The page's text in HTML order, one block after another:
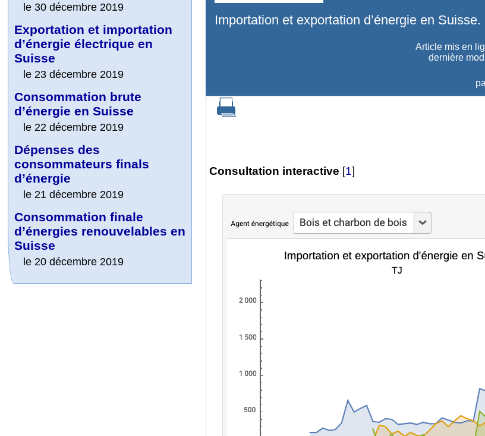
Importation et exportation d’énergie en Suisse.
Article mis en
dernière
Consultation interactive [1]
le 30 décembre 2019
Exportation et importation
d’énergie électrique en
Suisse
le 23 décembre 2019
Consommation brute
d’énergie en Suisse
le 22 décembre 2019
Dépenses des
consommateurs finals
d’énergie
le 21 décembre 2019
Consommation finale
d’énergies renouvelables en
Suisse
le 20 décembre 2019